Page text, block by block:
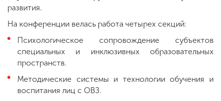
развития.
На конференции велась работа четырех секций:
Психологическое сопровождение субъектов
специальных и инклюзивных образовательных
пространств.
Методические системы и технологии обучения и
воспитания лиц с ОВЗ.